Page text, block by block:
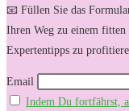
📧 Füllen Sie das
Ihren Weg zu einem fitten
Expertentipps zu
Email
Indem Du fortfährst,